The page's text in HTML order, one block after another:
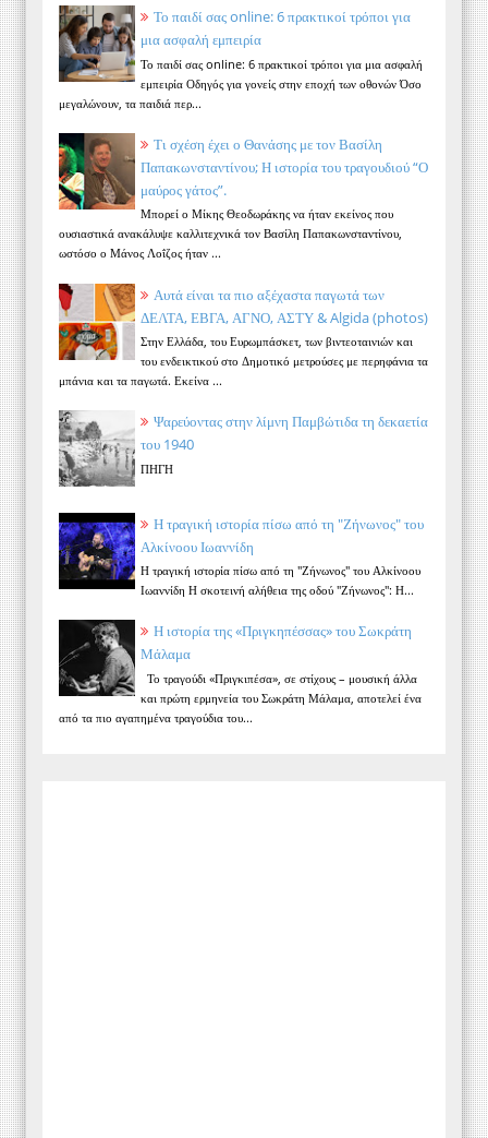
Το παιδί σας online: 6 πρακτικοί τρόποι για
μια ασφαλή εμπειρία
Το παιδί σας online: 6 πρακτικοί τρόποι για μια ασφαλή
εμπειρία Οδηγός για γονείς στην εποχή των οθονών Όσο
μεγαλώνουν, τα παιδιά περ...
Τι σχέση έχει ο Θανάσης με τον Βασίλη
Παπακωνσταντίνου; Η ιστορία του τραγουδιού “Ο
μαύρος γάτος”.
Μπορεί ο Μίκης Θεοδωράκης να ήταν εκείνος που
ουσιαστικά ανακάλυψε καλλιτεχνικά τον Βασίλη Παπακωνσταντίνου,
ωστόσο ο Μάνος Λοΐζος ήταν ...
Αυτά είναι τα πιο αξέχαστα παγωτά των
ΔΕΛΤΑ, ΕΒΓΑ, ΑΓΝΟ, ΑΣΤΥ & Algida (photos)
Στην Ελλάδα, του Ευρωμπάσκετ, των βιντεοταινιών και
του ενδεικτικού στο Δημοτικό μετρούσες με περηφάνια τα
μπάνια και τα παγωτά. Εκείνα ...
Ψαρεύοντας στην λίμνη Παμβώτιδα τη δεκαετία
του 1940
ΠΗΓΗ
Η τραγική ιστορία πίσω από τη "Ζήνωνος" του
Αλκίνοου Ιωαννίδη
Η τραγική ιστορία πίσω από τη "Ζήνωνος" του Αλκίνοου
Ιωαννίδη Η σκοτεινή αλήθεια της οδού "Ζήνωνος": Η...
Η ιστορία της «Πριγκηπέσσας» του Σωκράτη
Μάλαμα
Το τραγούδι «Πριγκιπέσα», σε στίχους – μουσική άλλα
και πρώτη ερμηνεία του Σωκράτη Μάλαμα, αποτελεί ένα
από τα πιο αγαπημένα τραγούδια του...